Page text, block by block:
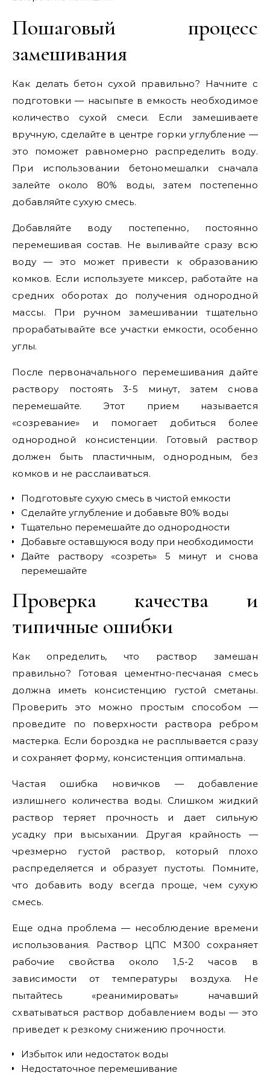
Пошаговый процесс
замешивания
Как делать бетон сухой правильно? Начните с
подготовки — насыпьте в емкость необходимое
количество сухой смеси. Если замешиваете
вручную, сделайте в центре горки углубление —
это поможет равномерно распределить воду.
При использовании бетономешалки сначала
залейте около 80% воды, затем постепенно
добавляйте сухую смесь.
Добавляйте воду постепенно, постоянно
перемешивая состав. Не выливайте сразу всю
воду — это может привести к образованию
комков. Если используете миксер, работайте на
средних оборотах до получения однородной
массы. При ручном замешивании тщательно
прорабатывайте все участки емкости, особенно
углы.
После первоначального перемешивания дайте
раствору постоять 3-5 минут, затем снова
перемешайте. Этот прием называется
«созревание» и помогает добиться более
однородной консистенции. Готовый раствор
должен быть пластичным, однородным, без
комков и не расслаиваться.
Подготовьте сухую смесь в чистой емкости
Сделайте углубление и добавьте 80% воды
Тщательно перемешайте до однородности
Добавьте оставшуюся воду при необходимости
Дайте раствору «созреть» 5 минут и снова
перемешайте
Проверка качества и
типичные ошибки
Как определить, что раствор замешан
правильно? Готовая цементно-песчаная смесь
должна иметь консистенцию густой сметаны.
Проверить это можно простым способом —
проведите по поверхности раствора ребром
мастерка. Если бороздка не расплывается сразу
и сохраняет форму, консистенция оптимальна.
Частая ошибка новичков — добавление
излишнего количества воды. Слишком жидкий
раствор теряет прочность и дает сильную
усадку при высыхании. Другая крайность —
чрезмерно густой раствор, который плохо
распределяется и образует пустоты. Помните,
что добавить воду всегда проще, чем сухую
смесь.
Еще одна проблема — несоблюдение времени
использования. Раствор ЦПС М300 сохраняет
рабочие свойства около 1,5-2 часов в
зависимости от температуры воздуха. Не
пытайтесь «реанимировать» начавший
схватываться раствор добавлением воды — это
приведет к резкому снижению прочности.
Избыток или недостаток воды
Недостаточное перемешивание